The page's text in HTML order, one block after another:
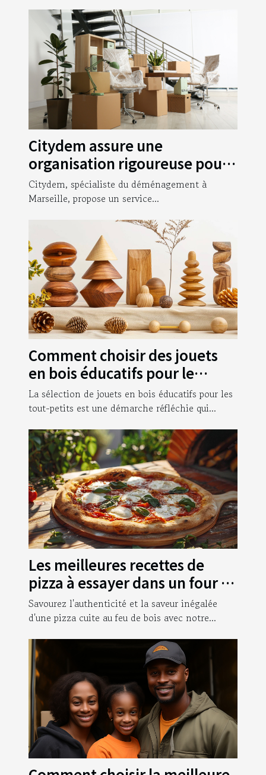
Citydem assure une
organisation rigoureuse pour
votre déménagement
d’entreprise à Marseille !
Citydem, spécialiste du déménagement à
Marseille, propose un service...
Comment choisir des jouets
en bois éducatifs pour le
développement des tout-
petits
La sélection de jouets en bois éducatifs pour les
tout-petits est une démarche réfléchie qui...
Les meilleures recettes de
pizza à essayer dans un four à
bois
Savourez l'authenticité et la saveur inégalée
d'une pizza cuite au feu de bois avec notre...